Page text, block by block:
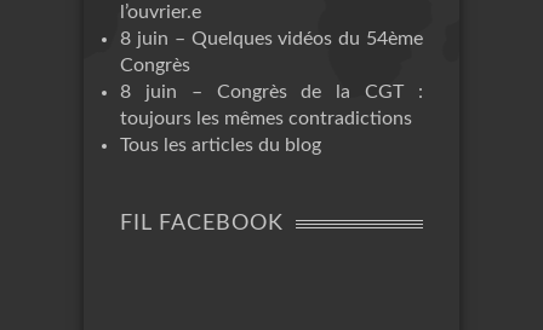
l’ouvrier.e
8 juin – Quelques vidéos du 54ème
Congrès
8 juin – Congrès de la CGT :
toujours les mêmes contradictions
Tous les articles du blog
FIL FACEBOOK